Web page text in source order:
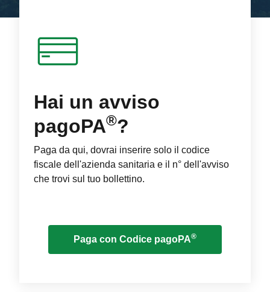
Hai un avviso
pagoPA®?
Paga da qui, dovrai inserire solo il codice
fiscale dell'azienda sanitaria e il n° dell'avviso
che trovi sul tuo bollettino.
Paga con Codice pagoPA®